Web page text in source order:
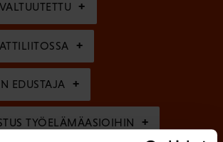
i
n
e
n
)
EDUSTAJA
TYÖELÄMÄASIOIHIN